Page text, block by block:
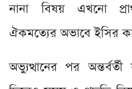
নানা বিষয় এখনো
ঐকমত্যের অভাবে ইসির
অভ্যুত্থানের পর অন্তর্বর্তী